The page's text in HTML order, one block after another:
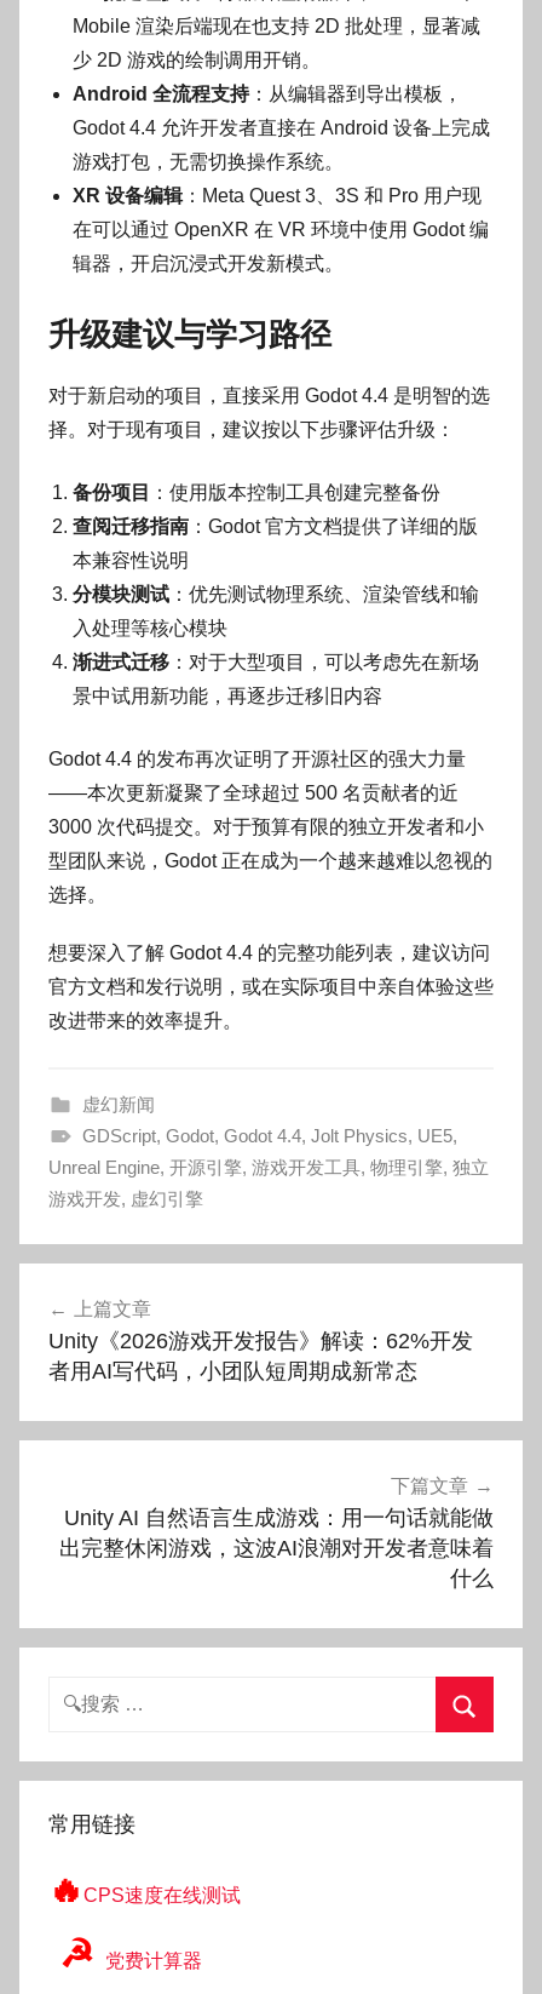
Mobile 渲染后端现在也支持 2D 批处理，显著减
少 2D 游戏的绘制调用开销。
Android 全流程支持：从编辑器到导出模板，
Godot 4.4 允许开发者直接在 Android 设备上完成
游戏打包，无需切换操作系统。
XR 设备编辑：Meta Quest 3、3S 和 Pro 用户现
在可以通过 OpenXR 在 VR 环境中使用 Godot 编
辑器，开启沉浸式开发新模式。
升级建议与学习路径
对于新启动的项目，直接采用 Godot 4.4 是明智的选
择。对于现有项目，建议按以下步骤评估升级：
备份项目
：使用版本控制工具创建完整备份
查阅迁移指南 ：Godot 官方文档提供了详细的版
本兼容性说明
分模块测试 ：优先测试物理系统、渲染管线和输
入处理等核心模块
渐进式迁移 ：对于大型项目，可以考虑先在新场
景中试用新功能，再逐步迁移旧内容
Godot 4.4 的发布再次证明了开源社区的强大力量
——本次更新凝聚了全球超过 500 名贡献者的近
3000 次代码提交。对于预算有限的独立开发者和小
型团队来说，Godot 正在成为一个越来越难以忽视的
选择。
想要深入了解 Godot 4.4 的完整功能列表，建议访问
官方文档和发行说明，或在实际项目中亲自体验这些
改进带来的效率提升。
虚幻新闻
GDScript, Godot, Godot 4.4, Jolt Physics, UE5,
Unreal Engine, 开源引擎, 游戏开发工具, 物理引擎, 独立
游戏开发, 虚幻引擎
导
航
上篇文章
Unity《2026游戏开发报告》解读：62%开发
者用AI写代码，小团队短周期成新常态
下篇文章
Unity AI 自然语言生成游戏：用一句话就能做
出完整休闲游戏，这波AI浪潮对开发者意味着
什么
搜
索
常用链接
🔥 CPS速度在线测试
☭ 党费计算器